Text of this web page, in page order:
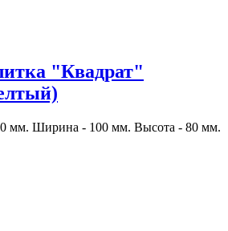
"Квадрат"
мм. Ширина - 100 мм. Высота - 80 мм.